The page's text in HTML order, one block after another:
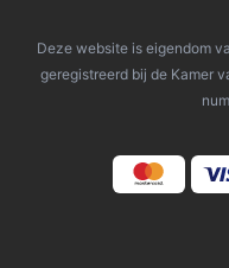
Deze website is eigendom
geregistreerd bij de Kamer